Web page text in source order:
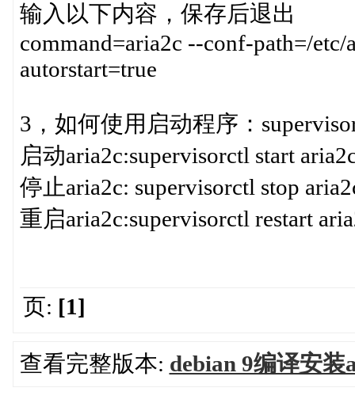
输入以下内容，保存后退出
command=aria2c --conf-path=/etc/
autorstart=true
3，如何使用启动程序：
启动aria2c:supervisorctl start
停止aria2c: supervisorctl stop
重启aria2c:supervisorctl restart
页: [1]
查看完整版本: debian 9编译安装